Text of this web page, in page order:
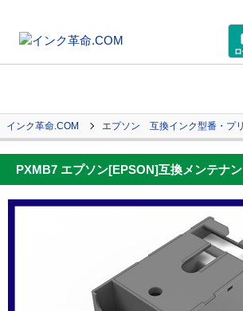
インク革命.COM エプソン 互換インク型番・プ
PXMB7 エプソン[EPSON]互換メンテナ